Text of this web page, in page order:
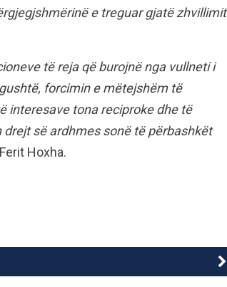
e treguar gjatë zhvillimit
të reja që burojnë nga vullneti i
forcimin e mëtejshëm të
interesave tona reciproke dhe të
së ardhmes sonë të përbashkët
Hoxha.